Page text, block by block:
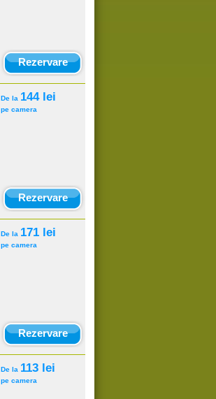
Rezervare
De la 144 lei
pe camera
Rezervare
De la 171 lei
pe camera
Rezervare
De la 113 lei
pe camera